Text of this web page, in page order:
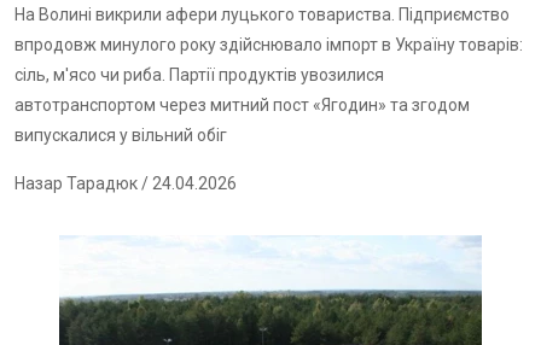
На Волині викрили афери луцького товариства. Підприємство
впродовж минулого року здійснювало імпорт в Україну товарів:
сіль, м'ясо чи риба. Партії продуктів увозилися
автотранспортом через митний пост «Ягодин» та згодом
випускалися у вільний обіг
Назар Тарадюк/ 24.04.2026